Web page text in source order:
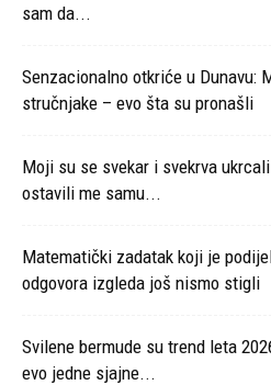
sam da...
Senzacionalno otkriće u Dunavu:
stručnjake – evo šta su pronašli
Moji su se svekar i svekrva
ostavili me samu...
Matematički zadatak koji je
odgovora izgleda još nismo stigli
Svilene bermude su trend leta
evo jedne sjajne...